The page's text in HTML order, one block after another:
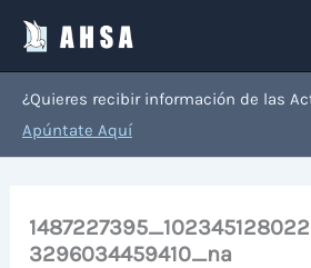
contenido
¿Quieres recibir información de las
Apúntate Aquí
3296034459410_na